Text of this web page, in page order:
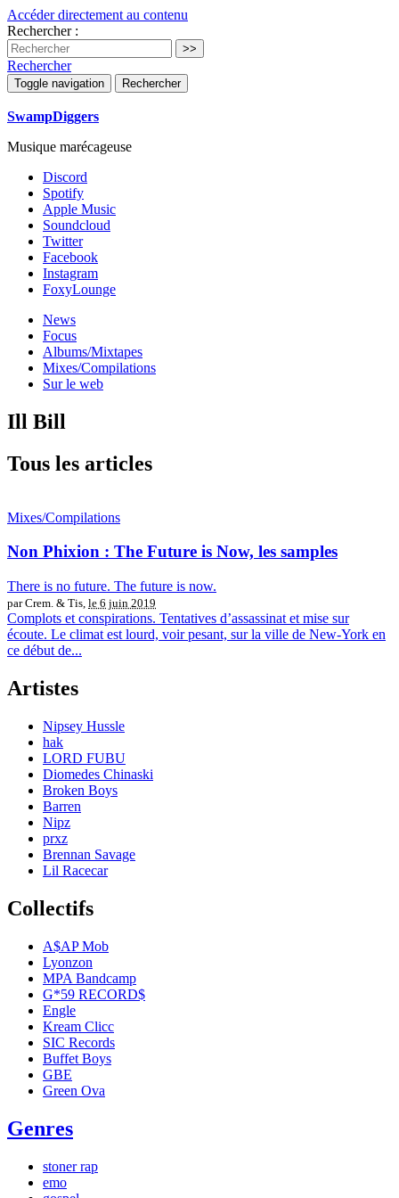
Accéder directement au contenu
Rechercher :
Rechercher
Toggle navigation Rechercher
SwampDiggers
Musique marécageuse
Discord
Spotify
Apple Music
Soundcloud
Twitter
Facebook
Instagram
FoxyLounge
News
Focus
Albums/Mixtapes
Mixes/Compilations
Sur le web
Ill Bill
Tous les articles
Mixes/Compilations
Non Phixion : The Future is Now, les samples
There is no future. The future is now.
par Crem. & Tis, le 6 juin 2019
Complots et conspirations. Tentatives d’assassinat et mise sur
écoute. Le climat est lourd, voir pesant, sur la ville de New-York en
ce début de...
Artistes
Nipsey Hussle
hak
LORD FUBU
Diomedes Chinaski
Broken Boys
Barren
Nipz
prxz
Brennan Savage
Lil Racecar
Collectifs
A$AP Mob
Lyonzon
MPA Bandcamp
G*59 RECORD$
Engle
Kream Clicc
SIC Records
Buffet Boys
GBE
Green Ova
Genres
stoner rap
emo